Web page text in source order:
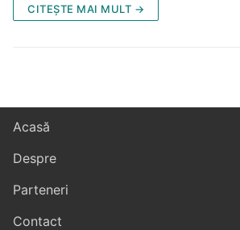
CITEȘTE MAI MULT →
Acasă
Despre
Parteneri
Contact